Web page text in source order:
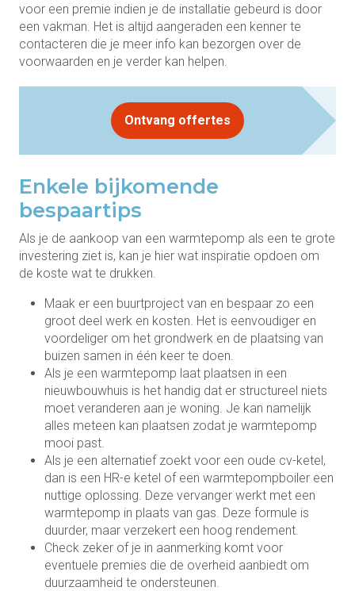
voor een premie indien je de installatie gebeurd is door
een vakman. Het is altijd aangeraden een kenner te
contacteren die je meer info kan bezorgen over de
voorwaarden en je verder kan helpen.
Ontvang offertes
Enkele bijkomende
bespaartips
Als je de aankoop van een warmtepomp als een te grote
investering ziet is, kan je hier wat inspiratie opdoen om
de koste wat te drukken.
Maak er een buurtproject van en bespaar zo een
groot deel werk en kosten. Het is eenvoudiger en
voordeliger om het grondwerk en de plaatsing van
buizen samen in één keer te doen.
Als je een warmtepomp laat plaatsen in een
nieuwbouwhuis is het handig dat er structureel niets
moet veranderen aan je woning. Je kan namelijk
alles meteen kan plaatsen zodat je warmtepomp
mooi past.
Als je een alternatief zoekt voor een oude cv-ketel,
dan is een HR-e ketel of een warmtepompboiler een
nuttige oplossing. Deze vervanger werkt met een
warmtepomp in plaats van gas. Deze formule is
duurder, maar verzekert een hoog rendement.
Check zeker of je in aanmerking komt voor
eventuele premies die de overheid aanbiedt om
duurzaamheid te ondersteunen.